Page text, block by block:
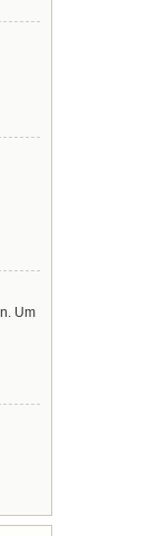
Um